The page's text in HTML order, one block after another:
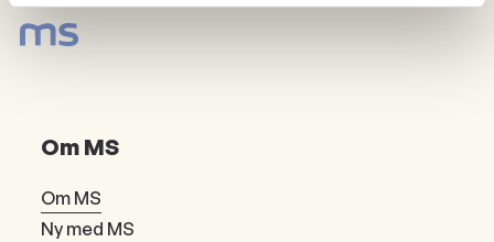
Om MS
Om MS
Ny med MS